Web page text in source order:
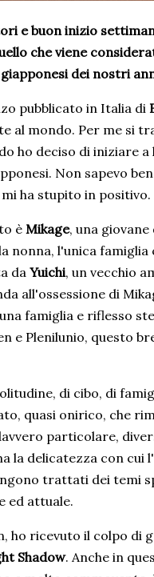
e buon inizio
che viene
dei nostri
pubblicato in Italia di
al mondo. Per me si
ho deciso di iniziare
Non sapevo
ha stupito in positivo.
è Mikage, una
nonna, l'unica famiglia
daYuichi, un vecchio
all'ossessione di
famiglia e riflesso
e Plenilunio, questo
di cibo, di
quasi onirico, che
particolare,
la delicatezza con cui
trattati dei temi
ed attuale.
ho ricevuto il colpo
Shadow. Anche in